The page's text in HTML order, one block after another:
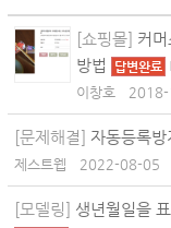
[쇼핑몰] 커
방법
답변완료
이창호
[문제해결] 자동등록방
제스트웹 2022-08-05
[모델링] 생년월일을